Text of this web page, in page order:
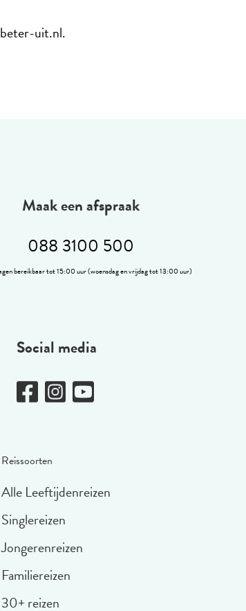
uit.nl.
Maak een afspraak
088 3100 500
bereikbaar tot 15:00 uur (woensdag en vrijdag tot 13:00 uur)
Social media
Reissoorten
Alle Leeftijdenreizen
Singlereizen
Jongerenreizen
Familiereizen
30+ reizen